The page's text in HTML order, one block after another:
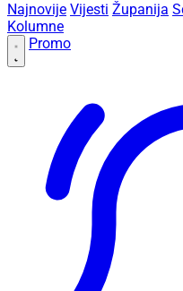
Najnovije Vijesti Županija
Kolumne
Promo